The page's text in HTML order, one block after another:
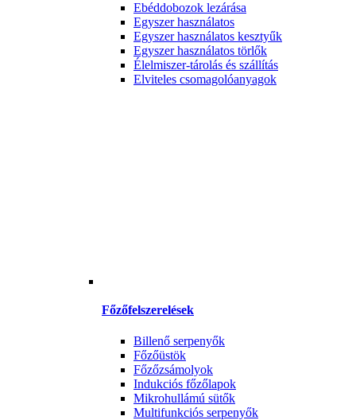
Ebéddobozok lezárása
Egyszer használatos
Egyszer használatos kesztyűk
Egyszer használatos törlők
Élelmiszer-tárolás és szállítás
Elviteles csomagolóanyagok
Főzőfelszerelések
Billenő serpenyők
Főzőüstök
Főzőzsámolyok
Indukciós főzőlapok
Mikrohullámú sütők
Multifunkciós serpenyők